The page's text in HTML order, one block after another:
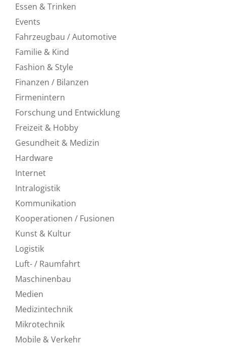
Essen & Trinken
Events
Fahrzeugbau / Automotive
Familie & Kind
Fashion & Style
Finanzen / Bilanzen
Firmenintern
Forschung und Entwicklung
Freizeit & Hobby
Gesundheit & Medizin
Hardware
Internet
Intralogistik
Kommunikation
Kooperationen / Fusionen
Kunst & Kultur
Logistik
Luft- / Raumfahrt
Maschinenbau
Medien
Medizintechnik
Mikrotechnik
Mobile & Verkehr